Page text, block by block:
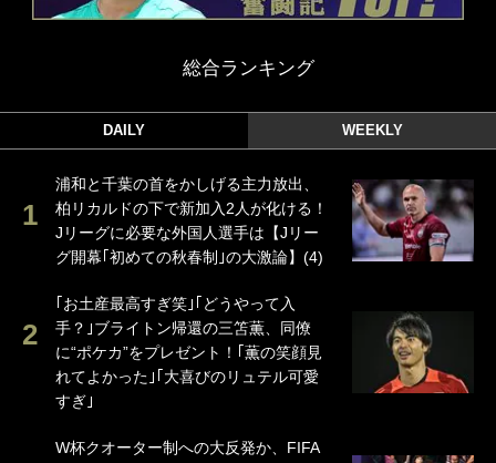
総合ランキング
DAILY WEEKLY
浦和と千葉の首をかしげる主力放出、
柏リカルドの下で新加入2人が化ける！
Jリーグに必要な外国人選手は【Jリー
グ開幕｢初めての秋春制｣の大激論】(4)
｢お土産最高すぎ笑｣｢どうやって入
手？｣ブライトン帰還の三笘薫、同僚
に“ポケカ”をプレゼント！｢薫の笑顔見
れてよかった｣｢大喜びのリュテル可愛
すぎ｣
W杯クオーター制への大反発か、FIFA